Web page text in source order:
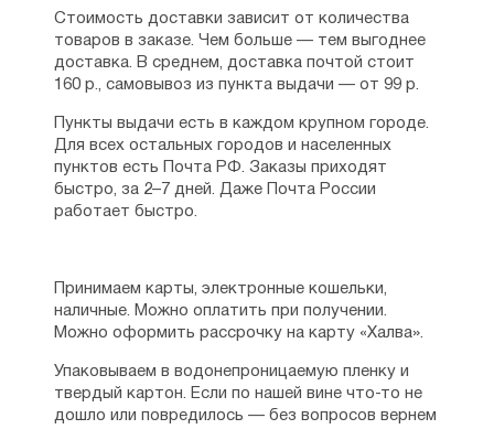
Стоимость доставки зависит от количества
товаров в заказе. Чем больше — тем выгоднее
доставка. В среднем, доставка почтой стоит
160 р., самовывоз из пункта выдачи — от 99 р.
Пункты выдачи есть в каждом крупном городе.
Для всех остальных городов и населенных
пунктов есть Почта РФ. Заказы приходят
быстро, за 2–7 дней. Даже Почта России
работает быстро.
Принимаем карты, электронные кошельки,
наличные. Можно оплатить при получении.
Можно оформить рассрочку на карту «Халва».
Упаковываем в водонепроницаемую пленку и
твердый картон. Если по нашей вине что-то не
дошло или повредилось — без вопросов вернем